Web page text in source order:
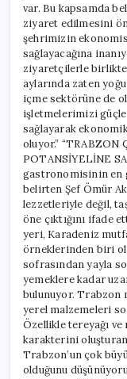
var. Bu kapsamda
ziyaret edilmesini
şehrimizin
sağlayacağına
ziyaretçilerle
aylarında zaten
içme sektörüne de
işletmelerimizi
sağlayarak
oluyor.” “TRABZON
POTANSİYELİNE
gastronomisinin en
belirten Şef Ömür
lezzetleriyle değil,
öne çıktığını ifade
yeri, Karadeniz
örneklerinden biri
sofrasından yayla
yemeklere kadar
bulunuyor. Trabzon
yerel malzemeleri
Özellikle tereyağı
karakterini
Trabzon’un çok
olduğunu